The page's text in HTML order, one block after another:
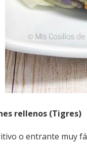
rellenos (Tigres)
o entrante muy